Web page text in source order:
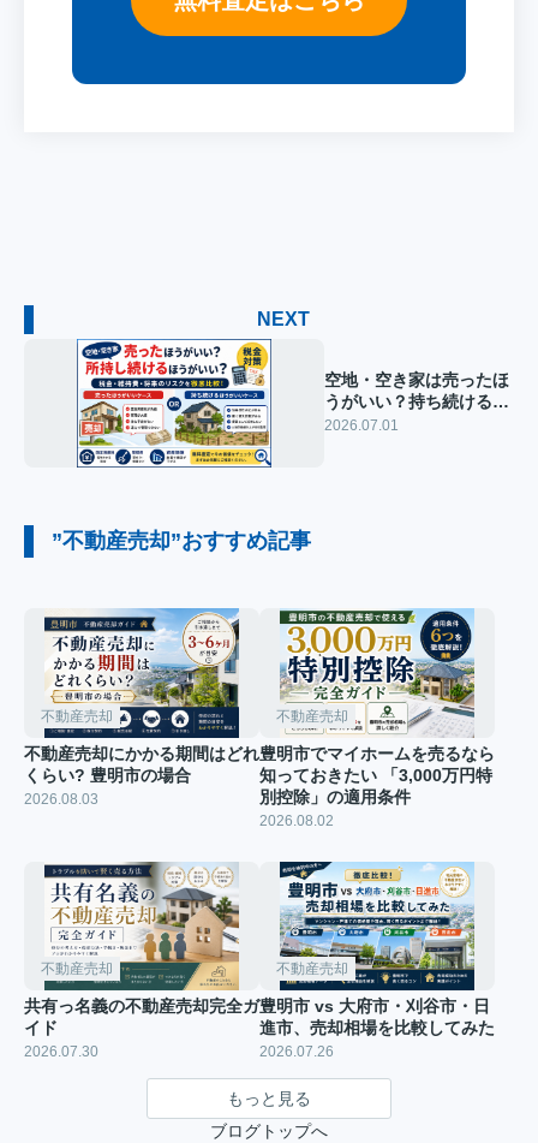
NEXT
空地・空き家は売ったほ
うがいい？持ち続けるほ
うがいい？税金・維持費
2026.07.01
”不動産売却”おすすめ記事
不動産売却
不動産売却にかかる期間はどれ
くらい? 豊明市の場合
2026.08.03
不動産売却
豊明市でマイホームを売るなら
知っておきたい 「3,000万円特
別控除」の適用条件
2026.08.02
不動産売却
共有っ名義の不動産売却完全ガ
イド
2026.07.30
不動産売却
豊明市 vs 大府市・刈谷市・日
進市、売却相場を比較してみた
2026.07.26
もっと見る
ブログトップへ